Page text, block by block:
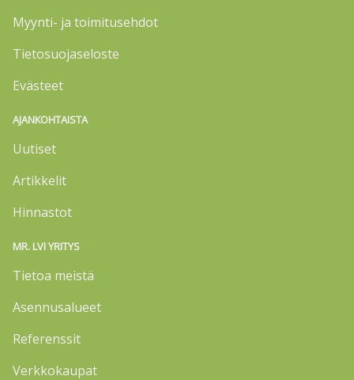
Myynti- ja toimitusehdot
Tietosuojaseloste
Evästeet
AJANKOHTAISTA
Uutiset
Artikkelit
Hinnastot
MR. LVI YRITYS
Tietoa meistä
Asennusalueet
Referenssit
Verkkokaupat